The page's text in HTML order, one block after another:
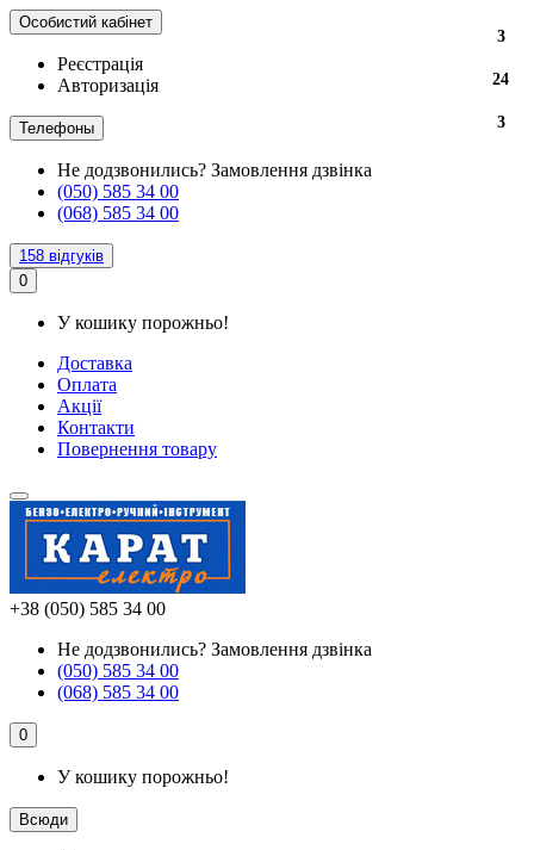
Особистий кабінет
Реєстрація
Авторизація
Телефоны
Не додзвонились? Замовлення дзвінка
(050) 585 34 00
(068) 585 34 00
158 відгуків
0
У кошику порожньо!
Доставка
Оплата
Акції
Контакти
Повернення товару
+38 (050) 585 34 00
Не додзвонились? Замовлення дзвінка
(050) 585 34 00
(068) 585 34 00
0
У кошику порожньо!
Всюди
3
24
3
3
24
3